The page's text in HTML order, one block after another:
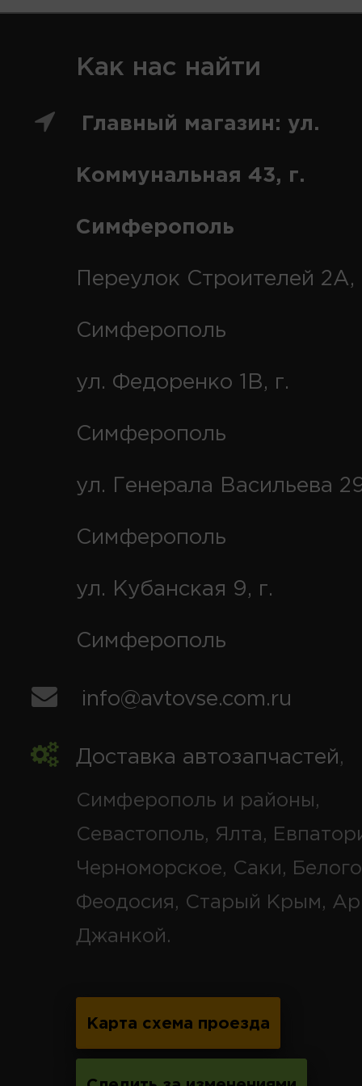
Как нас найти
Главный магазин: ул.
Коммунальная 43, г.
Симферополь
Переулок Строителей 2А,
Симферополь
ул. Федоренко 1В, г.
Симферополь
ул. Генерала Васильева
Симферополь
ул. Кубанская 9, г.
Симферополь
info@avtovse.com.ru
Доставка автозапчастей,
Симферополь и районы,
Севастополь, Ялта,
Черноморское, Саки,
Феодосия, Старый Крым,
Джанкой.
Карта схема проезда